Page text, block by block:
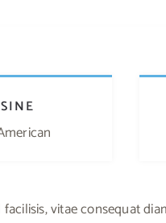
vitae consequat